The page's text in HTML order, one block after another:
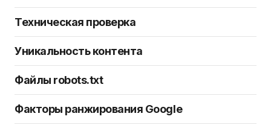
Техническая проверка
Уникальность контента
Файлы robots.txt
Факторы ранжирования Google